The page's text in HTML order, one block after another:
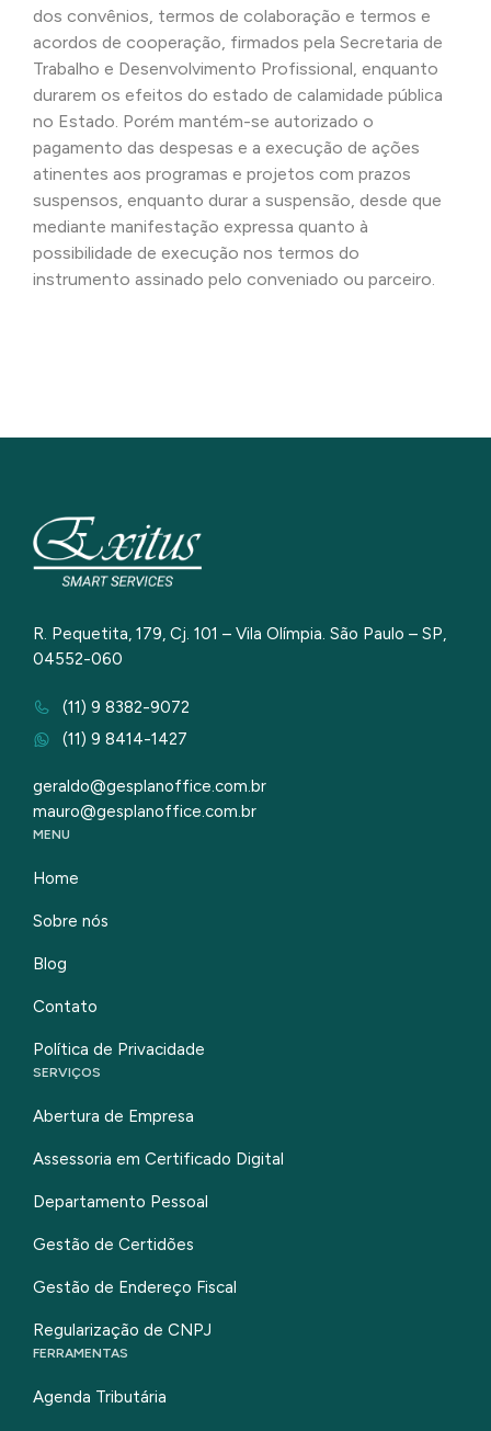
dos convênios, termos de colaboração e termos e
acordos de cooperação, firmados pela Secretaria de
Trabalho e Desenvolvimento Profissional, enquanto
durarem os efeitos do estado de calamidade pública
no Estado. Porém mantém-se autorizado o
pagamento das despesas e a execução de ações
atinentes aos programas e projetos com prazos
suspensos, enquanto durar a suspensão, desde que
mediante manifestação expressa quanto à
possibilidade de execução nos termos do
instrumento assinado pelo conveniado ou parceiro.
R. Pequetita, 179, Cj. 101 – Vila Olímpia. São Paulo – SP,
04552-060
(11) 9 8382-9072
(11) 9 8414-1427
geraldo@gesplanoffice.com.br
mauro@gesplanoffice.com.br
MENU
Home
Sobre nós
Blog
Contato
Política de Privacidade
SERVIÇOS
Abertura de Empresa
Assessoria em Certificado Digital
Departamento Pessoal
Gestão de Certidões
Gestão de Endereço Fiscal
Regularização de CNPJ
FERRAMENTAS
Agenda Tributária